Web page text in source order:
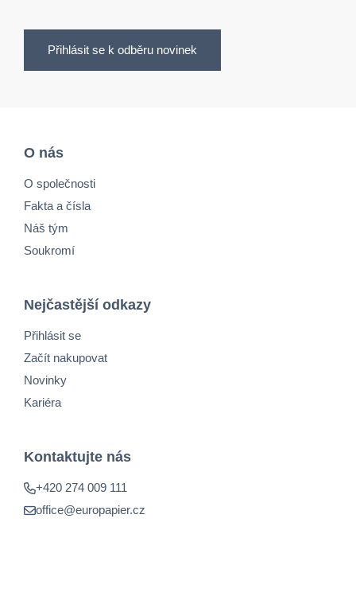
Přihlásit se k odběru novinek
O nás
O společnosti
Fakta a čísla
Náš tým
Soukromí
Nejčastější odkazy
Přihlásit se
Začít nakupovat
Novinky
Kariéra
Kontaktujte nás
+420 274 009 111
office@europapier.cz